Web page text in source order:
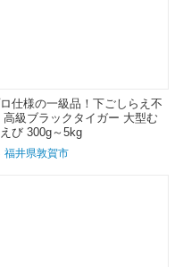
仕様の一級品！下ごしらえ不
高級ブラックタイガー 大型む
び 300g～5kg
福井県敦賀市